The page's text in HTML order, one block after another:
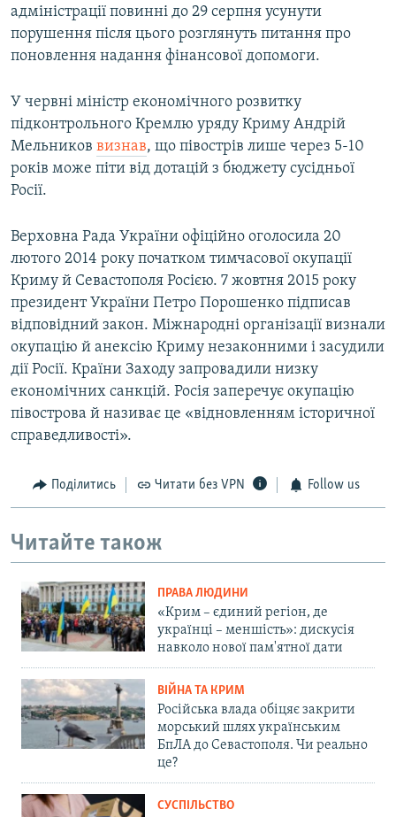
адміністрації повинні до 29 серпня усунути
порушення після цього розглянуть питання про
поновлення надання фінансової допомоги.
У червні міністр економічного розвитку
підконтрольного Кремлю уряду Криму Андрій
Мельников визнав, що півострів лише через 5-10
років може піти від дотацій з бюджету сусідньої
Росії.
Верховна Рада України офіційно оголосила 20
лютого 2014 року початком тимчасової окупації
Криму й Севастополя Росією. 7 жовтня 2015 року
президент України Петро Порошенко підписав
відповідний закон. Міжнародні організації визнали
окупацію й анексію Криму незаконними і засудили
дії Росії. Країни Заходу запровадили низку
економічних санкцій. Росія заперечує окупацію
півострова й називає це «відновленням історичної
справедливості».
Поділитись Читати без VPN Follow us
Читайте також
ПРАВА ЛЮДИНИ
«Крим – єдиний регіон, де
українці – меншість»: дискусія
навколо нової пам'ятної дати
ВІЙНА ТА КРИМ
Російська влада обіцяє закрити
морський шлях українським
БпЛА до Севастополя. Чи реально
це?
СУСПІЛЬСТВО